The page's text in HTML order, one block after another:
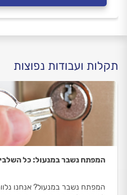
תקלות ועבודות נפוצות
המפתח נשבר במנעול: כל
המפתח נשבר במנעול? אנחנו